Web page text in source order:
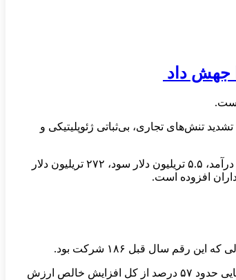
وجود تشدید تنش‌های تجاری، بی‌ثباتی ژئوپلیتیکی و
بر اساس این رتبه‌بندی که با تکیه بر چهار شاخص فروش، سود، دارایی‌ها و ارزش بازار تهیه شده، ۲۰۰۰ شرکت حاضر در فهرست در مجموع ۵۶ تریلیون دلار درآمد، ۵.۵ تریلیون دلار سود، ۲۷۲ تریلیون دلار
هم‌زمان، ارزش بازار ترکیبی شرکت‌های مرتبط با هوش مصنوعی و زیرساخت‌های آن از ۲۳.۹ تریلیون دلار به ۴۱.۴ تریلیون دلار رسیده است. این گروه به تنهایی حدود ۵۷ درصد از کل افزایش خالص ارزش